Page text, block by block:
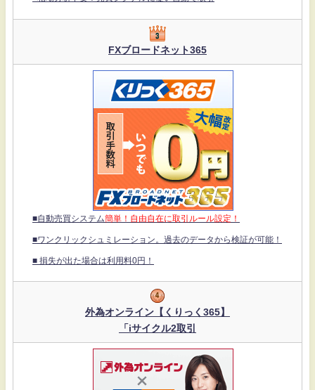
FXブロードネット365
■自動売買システム簡単！自由自在に取引ルール設定！
■ワンクリックシュミレーション。過去のデータから検証が可能！
■ 損失が出た場合は利用料0円！
外為オンライン【くりっく365】
「iサイクル2取引